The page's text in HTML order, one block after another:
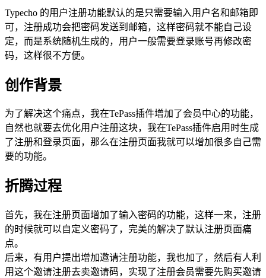
Typecho 的用户注册功能默认的是只需要输入用户名和邮箱即
可，注册成功会把密码发送到邮箱，这样密码就不能自己设
定，而是系统随机生成的，用户一般需要登录账号再修改密
码，这样很不方便。
创作背景
为了解决这个痛点，我在TePass插件增加了会员中心的功能，
自然也就要去优化用户注册这块，我在TePass插件启用时生成
了注册和登录页面，那么在注册页面我就可以增加很多自己需
要的功能。
折腾过程
首先，我在注册页面增加了输入密码的功能，这样一来，注册
的时候就可以自定义密码了，完美的解决了默认注册页面痛
点。
后来，有用户提出增加邀请注册功能，我也加了，然后有人利
用这个邀请注册去卖邀请码，实现了注册会员需要先购买邀请